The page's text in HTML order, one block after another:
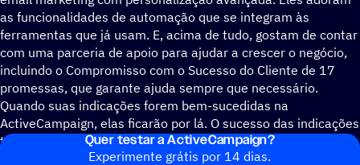
as funcionalidades de automação que se integram às
ferramentas que já usam. E, acima de tudo, gostam de contar
com uma parceria de apoio para ajudar a crescer o negócio,
incluindo o Compromisso com o Sucesso do Cliente de 17
promessas, que garante ajuda sempre que necessário.
Quando suas indicações forem bem-sucedidas na
ActiveCampaign, elas ficarão por lá. O sucesso das indicações
traz reconhecimento como parceiro e uma comissão estável.
Quer testar a ActiveCampaign?
Experimente grátis por 14 dias.